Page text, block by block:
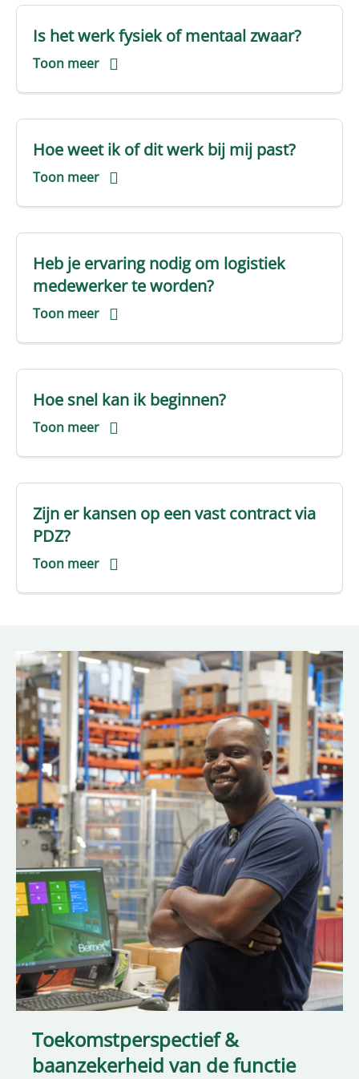
Is het werk fysiek of mentaal zwaar?
Toon meer
Hoe weet ik of dit werk bij mij past?
Toon meer
Heb je ervaring nodig om logistiek
medewerker te worden?
Toon meer
Hoe snel kan ik beginnen?
Toon meer
Zijn er kansen op een vast contract via
PDZ?
Toon meer
Toekomstperspectief &
baanzekerheid van de functie